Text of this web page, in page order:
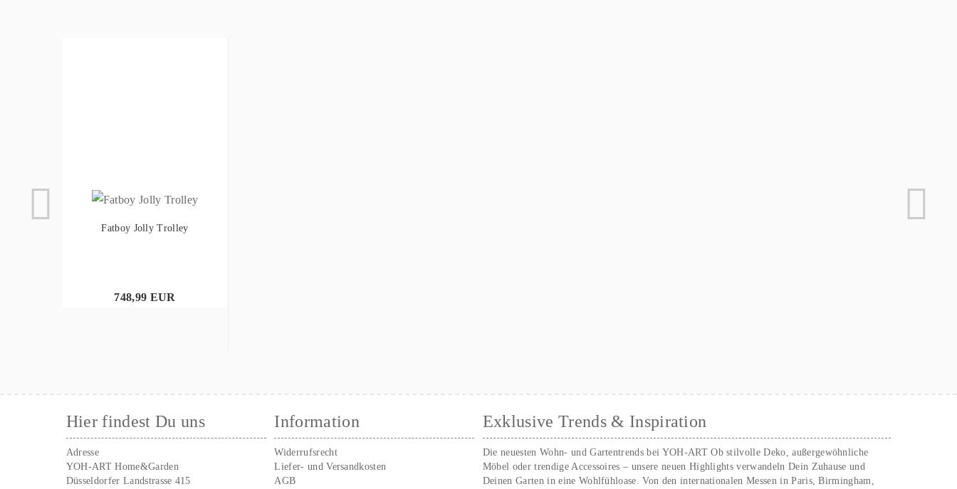
Fatboy Jolly Trolley
748,99 EUR
Hier findest Du uns
Adresse
YOH-ART Home&Garden
Düsseldorfer Landstrasse 415
Information
Widerrufsrecht
Liefer- und Versandkosten
AGB
Exklusive Trends & Inspiration
Die neuesten Wohn- und Gartentrends bei YOH‑ART Ob stilvolle Deko, außergewöhnliche
Möbel oder trendige Accessoires – unsere neuen Highlights verwandeln Dein Zuhause und
Deinen Garten in eine Wohlfühloase. Von den internationalen Messen in Paris, Birmingham,